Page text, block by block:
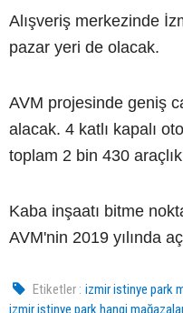
Alışveriş merkezinde
pazar yeri de olacak.
AVM projesinde geniş
alacak. 4 katlı kapalı
toplam 2 bin 430
Kaba inşaatı bitme
AVM'nin 2019 yılında
Etiketler : izmir istinye park
izmir istinye park hangi